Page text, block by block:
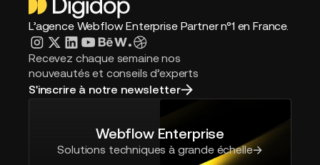
L’agence Webflow Enterprise Partner n°1 en France.
Recevez chaque semaine nos
nouveautés et conseils d’experts
S'inscrire à notre newsletter
Webflow Enterprise
Solutions techniques à grande échelle